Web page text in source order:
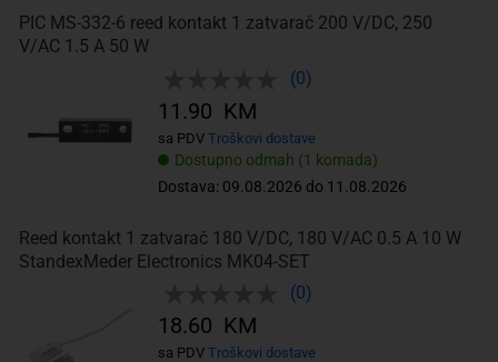
PIC MS-332-6 reed kontakt 1 zatvarač 200 V/DC, 250
V/AC 1.5 A 50 W
(0)
Dostupno odmah (1 komada)
Dostava: 09.08.2026 do 11.08.2026
11.90 KM
sa PDV Troškovi dostave
Reed kontakt 1 zatvarač 180 V/DC, 180 V/AC 0.5 A 10 W
StandexMeder Electronics MK04-SET
(0)
18.60 KM
sa PDV Troškovi dostave